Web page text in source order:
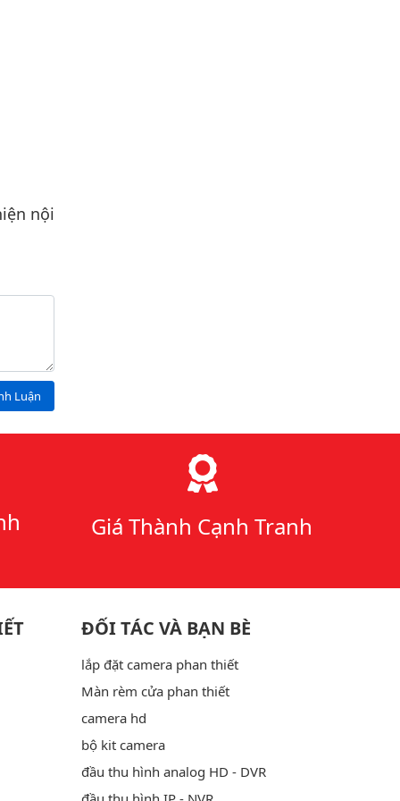
nội
Luận
Giá Thành Cạnh Tranh
ĐỐI TÁC VÀ BẠN BÈ
lắp đặt camera phan thiết
Màn rèm cửa phan thiết
camera hd
bộ kit camera
đầu thu hình analog HD - DVR